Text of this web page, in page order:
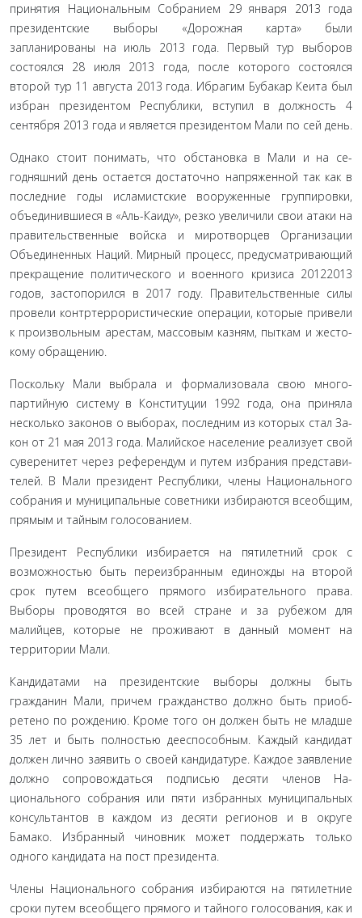
принятия Национальным Собранием 29 января 2013 года
пре­зидентские выборы «Дорожная карта» были
запланированы на июль 2013 года. Первый тур выборов
состоялся 28 июля 2013 года, после которого состоялся
второй тур 11 августа 2013 года. Ибрагим Бубакар Кеита был
избран президентом Республи­ки, вступил в должность 4
сентября 2013 года и является пре­зидентом Мали по сей день.
Однако стоит понимать, что обстановка в Мали и на се­
годняшний день остается достаточно напряженной так как в
последние годы исламистские вооруженные группировки,
объединившиеся в «Аль-Каиду», резко увеличили свои атаки на
правительственные войска и миротворцев Организации
Объединенных Наций. Мирный процесс, предусматриваю­щий
прекращение политического и военного кризиса 2012­2013
годов, застопорился в 2017 году. Правительственные силы
провели контртеррористические операции, которые привели
к произвольным арестам, массовым казням, пыткам и жесто­
кому обращению.
Поскольку Мали выбрала и формализовала свою много­
партийную систему в Конституции 1992 года, она приняла
несколько законов о выборах, последним из которых стал За­
кон от 21 мая 2013 года. Малийское население реализует свой
суверенитет через референдум и путем избрания представи­
телей. В Мали президент Республики, члены Национального
собрания и муниципальные советники избираются всеобщим,
прямым и тайным голосованием.
Президент Республики избирается на пятилетний срок с
возможностью быть переизбранным единожды на второй
срок путем всеобщего прямого избирательного права.
Выбо­ры проводятся во всей стране и за рубежом для
малийцев, ко­торые не проживают в данный момент на
территории Мали.
Кандидатами на президентские выборы должны быть
гражданин Мали, причем гражданство должно быть приоб­
ретено по рождению. Кроме того он должен быть не младше
35 лет и быть полностью дееспособным. Каждый кандидат
должен лично заявить о своей кандидатуре. Каждое заявле­ние
должно сопровождаться подписью десяти членов На­
ционального собрания или пяти избранных муниципальных
консультантов в каждом из десяти регионов и в округе
Бамако. Избранный чиновник может поддержать только
одного кан­дидата на пост президента.
Члены Национального собрания избираются на пятилет­ние
сроки путем всеобщего прямого и тайного голосования, как и